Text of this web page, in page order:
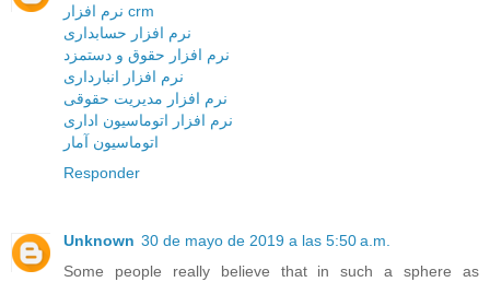
نرم افزار crm
نرم افزار حسابداری
نرم افزار حقوق و دستمزد
نرم افزار انبارداری
نرم افزار مديريت حقوقی
نرم افزار اتوماسيون اداری
اتوماسيون آمار
Responder
Unknown 30 de mayo de 2019 a las 5:50 a.m.
Some people really believe that in such a sphere as